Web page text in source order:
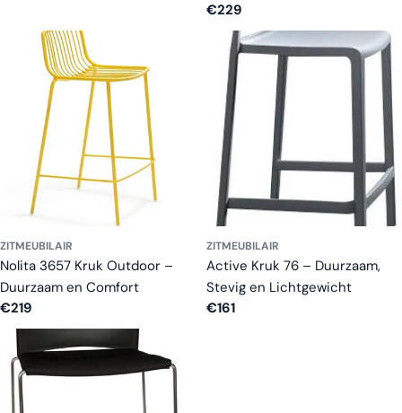
Normale
prijs
€229
ZITMEUBILAIR
Nolita 3657 Kruk Outdoor –
Duurzaam en Comfort
Normale
prijs
€219
ZITMEUBILAIR
Active Kruk 76 – Duurzaam,
Stevig en Lichtgewicht
Normale
€161